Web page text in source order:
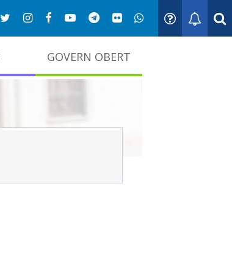
GOVERN OBERT